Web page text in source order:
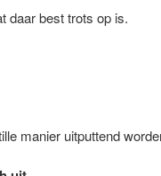
daar best trots op is.
manier uitputtend